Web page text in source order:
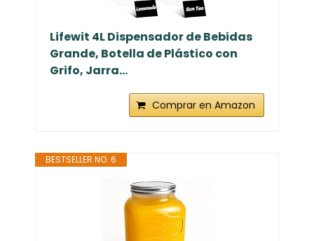
Lifewit 4L Dispensador de Bebidas
Grande, Botella de Plástico con
Grifo, Jarra...
Comprar en Amazon
BESTSELLER NO. 6